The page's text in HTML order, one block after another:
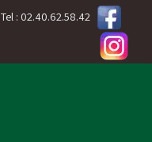
Tel : 02.40.62.58.42